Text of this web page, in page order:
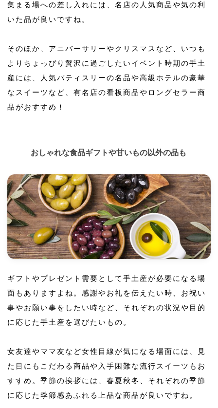
集まる場への差し入れには、名店の人気商品や気の利
いた品が良いですね。
そのほか、アニバーサリーやクリスマスなど、いつも
よりちょっぴり贅沢に過ごしたいイベント時期の手土
産には、人気パティスリーの名品や高級ホテルの豪華
なスイーツなど、有名店の看板商品やロングセラー商
品がおすすめ！
おしゃれな食品ギフトや甘いもの以外の品も
ギフトやプレゼント需要として手土産が必要になる場
面もありますよね。感謝やお礼を伝えたい時、お祝い
事やお願い事をしたい時など、それぞれの状況や目的
に応じた手土産を選びたいもの。
女友達やママ友など女性目線が気になる場面には、見
た目にもこだわる商品や入手困難な流行スイーツもお
すすめ。季節の挨拶には、春夏秋冬、それぞれの季節
に応じた季節感あふれる上品な商品が良いですね。